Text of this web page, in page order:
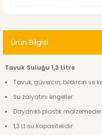
Ürün Bilgisi
Tavuk Suluğu 1,3 Litre
Tavuk, güvercin, bıldırcın ve
Su zaiyatını engeller.
Dayanıklı plastik
1,3 Lt su kapasitelidir.